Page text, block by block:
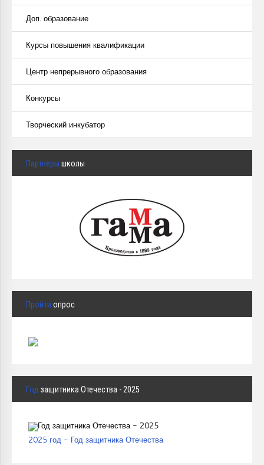
Доп. образование
Курсы повышения квалификации
Центр непрерывного образования
Конкурсы
Творческий инкубатор
Партнёры школы
Пройти опрос
Год защитника Отечества - 2025
2025 год - Год защитника Отечества